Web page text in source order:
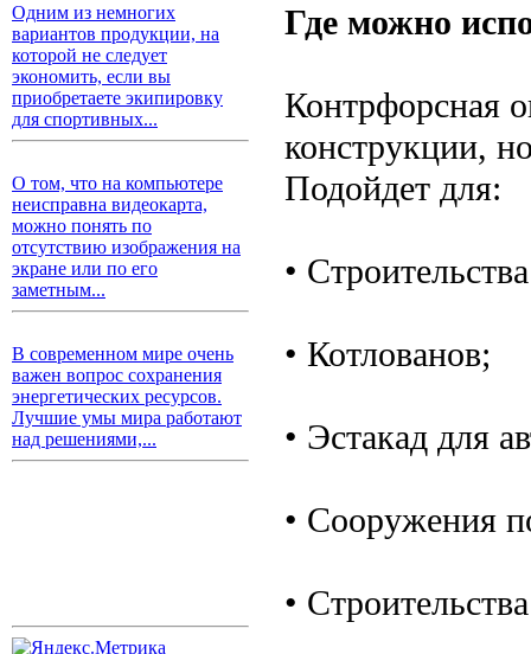
Одним из немногих
вариантов продукции, на
которой не следует
экономить, если вы
приобретаете экипировку
для спортивных...
О том, что на компьютере
неисправна видеокарта,
можно понять по
отсутствию изображения на
экране или по его
заметным...
В современном мире очень
важен вопрос сохранения
энергетических ресурсов.
Лучшие умы мира работают
над решениями,...
Где можно
Контрфорсная
конструкции,
Подойдет для:
•
• Котлованов;
• Эстакад для
• Сооружения
•